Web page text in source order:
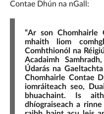
Contae Dhún na nGall:
“Ar son Chomhairle
mhaith liom
Comhthionól na
Acadaimh
Údarás na
Chomhairle Contae
iomráiteach seo,
bhuachaint. Is
dhíograiseach a